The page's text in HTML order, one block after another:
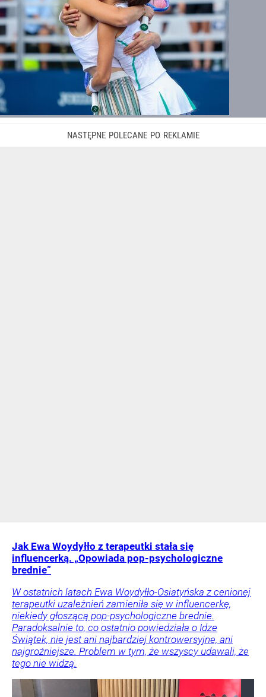
Jak Ewa Woydyłło z terapeutki stała się
influencerką. „Opowiada pop-psychologiczne
brednie”
W ostatnich latach Ewa Woydyłło-Osiatyńska z cenionej
terapeutki uzależnień zamieniła się w influencerkę,
niekiedy głoszącą pop-psychologiczne brednie.
Paradoksalnie to, co ostatnio powiedziała o Idze
Świątek, nie jest ani najbardziej kontrowersyjne, ani
najgroźniejsze. Problem w tym, że wszyscy udawali, że
tego nie widzą.